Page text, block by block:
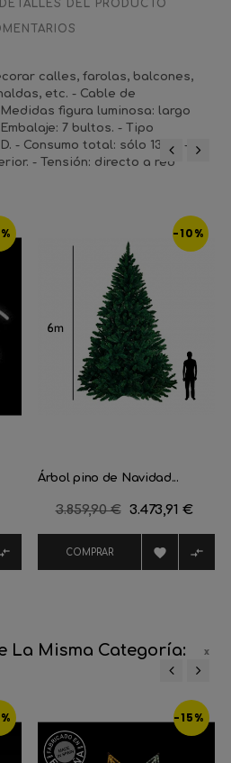
DETALLES DEL PRODUCTO
calles, farolas, balcones,
etc. - Cable de
figura luminosa: largo
7 bultos. - Tipo
- Consumo total: sólo 132W. -
- Tensión: directo a red
-10%
Árbol pino de Navidad...
Precio
3.859,90 € Precio
3.473,91 €
COMPRAR  
La Misma Categoría:
-15%